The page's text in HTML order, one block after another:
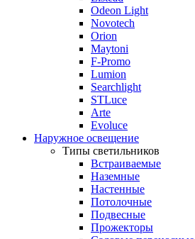
Odeon Light
Novotech
Orion
Maytoni
F-Promo
Lumion
Searchlight
STLuce
Arte
Evoluce
Наружное освещение
Типы светильников
Встраиваемые
Наземные
Настенные
Потолочные
Подвесные
Прожекторы